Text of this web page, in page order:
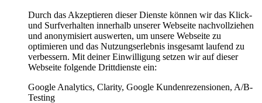
Durch das Akzeptieren dieser Dienste können wir das Klick-
und Surfverhalten innerhalb unserer Webseite nachvollziehen
und anonymisiert auswerten, um unsere Webseite zu
optimieren und das Nutzungserlebnis insgesamt laufend zu
verbessern. Mit deiner Einwilligung setzen wir auf dieser
Webseite folgende Drittdienste ein:
Google Analytics, Clarity, Google Kundenrezensionen, A/B-
Testing